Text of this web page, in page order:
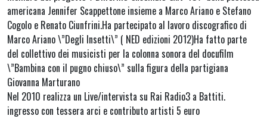
americana Jennifer Scappettone insieme a Marco Ariano e Stefano
Cogolo e Renato Ciunfrini.Ha partecipato al lavoro discografico di
Marco Ariano \”Degli Insetti\” ( NED edizioni 2012)Ha fatto parte
del collettivo dei musicisti per la colonna sonora del docufilm
\”Bambina con il pugno chiuso\” sulla figura della partigiana
Giovanna Marturano
Nel 2010 realizza un Live/intervista su Rai Radio3 a Battiti.
ingresso con tessera arci e contributo artisti 5 euro